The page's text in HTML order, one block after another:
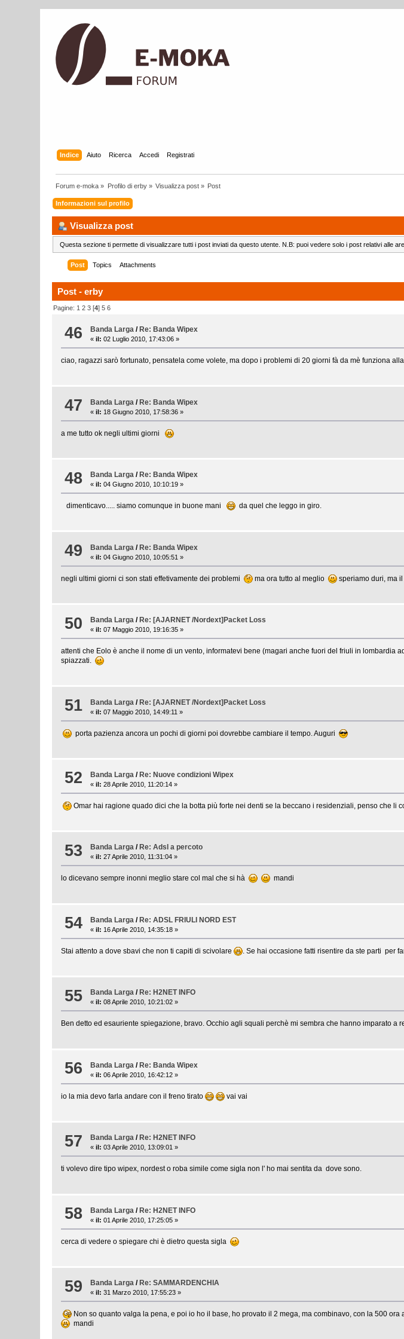
Indice Aiuto Ricerca Accedi Registrati
Forum e-moka » Profilo di erby» Visualizza post » Post
Informazioni sul profilo
Visualizza post
Questa sezione ti permette di visualizzare tutti i post inviati da questo utente. N.B: puoi vedere solo i post relativi alle
Post Topics Attachments
Post - erby
Pagine: 1 2 3 [4]5 6
46 Banda Larga / Re: Banda Wipex
«il: 02 Luglio 2010, 17:43:06 »
ciao, ragazzi sarò fortunato, pensatela come volete, ma dopo i problemi di 20 giorni fà da mè funziona
47 Banda Larga /Re: Banda Wipex
«il: 18 Giugno 2010, 17:58:36 »
a me tutto ok negli ultimi giorni
48 Banda Larga / Re: Banda Wipex
«il: 04 Giugno 2010, 10:10:19 »
dimenticavo..... siamo comunque in buone mani da quel che leggo in giro.
49 Banda Larga /Re: Banda Wipex
«il: 04 Giugno 2010, 10:05:51 »
negli ultimi giorni ci son stati effetivamente dei problemi ma ora tutto al meglio speriamo duri, ma
50 Banda Larga / Re: [AJARNET /Nordext]Packet Loss
«il: 07 Maggio 2010, 19:16:35 »
attenti che Eolo è anche il nome di un vento, informatevi bene (magari anche fuori del friuli in
spiazzati.
51 Banda Larga /Re: [AJARNET /Nordext]Packet Loss
«il: 07 Maggio 2010, 14:49:11 »
porta pazienza ancora un pochi di giorni poi dovrebbe cambiare il tempo. Auguri
52 Banda Larga / Re: Nuove condizioni Wipex
«il: 28 Aprile 2010, 11:20:14 »
Omar hai ragione quado dici che la botta più forte nei denti se la beccano i residenziali, penso che
53 Banda Larga / Re: Adsl a percoto
«il: 27 Aprile 2010, 11:31:04 »
lo dicevano sempre inonni meglio stare col mal che si hà mandi
54 Banda Larga / Re: ADSL FRIULI NORD EST
«il: 16 Aprile 2010, 14:35:18 »
Stai attento a dove sbavi che non ti capiti di scivolare . Se hai occasione fatti risentire da ste parti per
55 Banda Larga / Re: H2NET INFO
«il: 08 Aprile 2010, 10:21:02 »
Ben detto ed esauriente spiegazione, bravo. Occhio agli squali perchè mi sembra che hanno imparato
56 Banda Larga /Re: Banda Wipex
«il: 06 Aprile 2010, 16:42:12 »
io la mia devo farla andare con il freno tirato vai vai
57 Banda Larga / Re: H2NET INFO
«il: 03 Aprile 2010, 13:09:01 »
ti volevo dire tipo wipex, nordest o roba simile come sigla non l' ho mai sentita da dove sono.
58 Banda Larga /Re: H2NET INFO
«il: 01 Aprile 2010, 17:25:05 »
cerca di vedere o spiegare chi è dietro questa sigla
59 Banda Larga / Re: SAMMARDENCHIA
«il: 31 Marzo 2010, 17:55:23 »
Non so quanto valga la pena, e poi io ho il base, ho provato il 2 mega, ma combinavo, con la 500
mandi